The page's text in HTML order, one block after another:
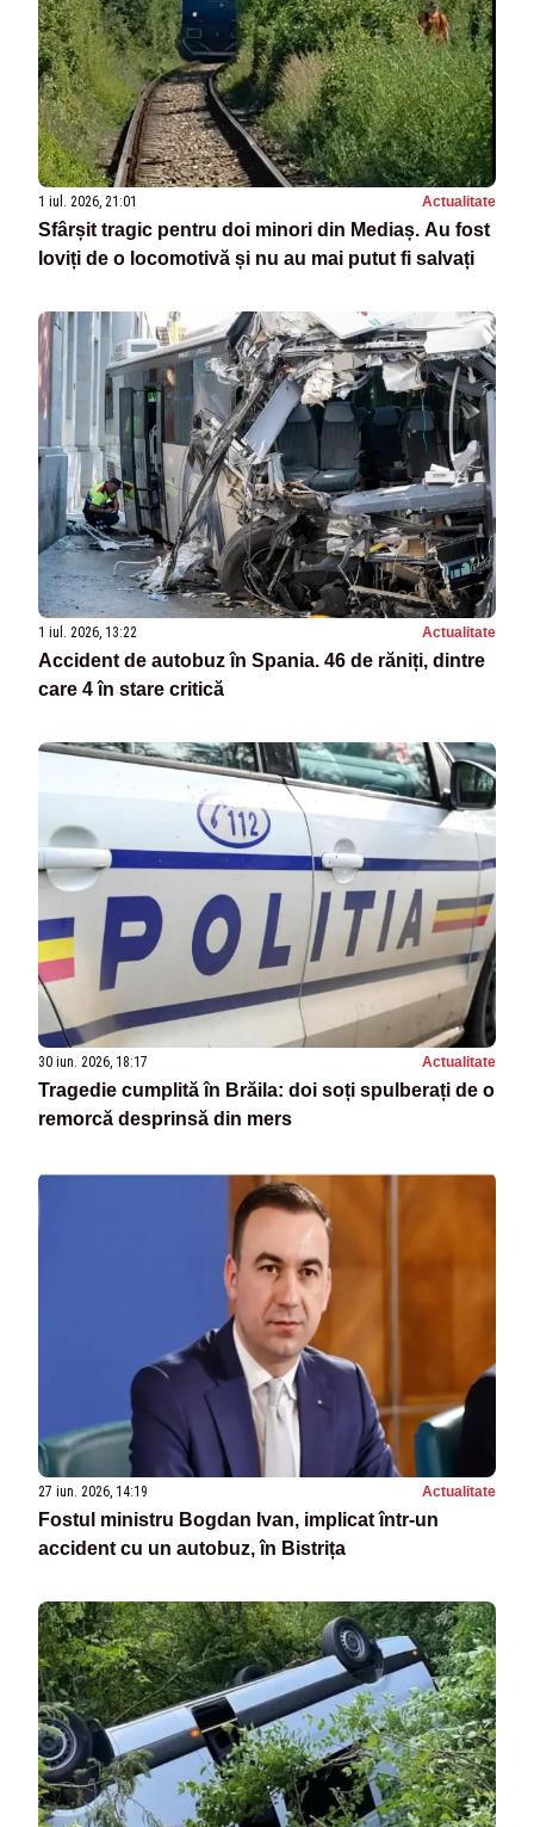
1 iul. 2026, 21:01 Actualitate
Sfârșit tragic pentru doi minori din Mediaș. Au fost
loviți de o locomotivă și nu au mai putut fi salvați
1 iul. 2026, 13:22 Actualitate
Accident de autobuz în Spania. 46 de răniți, dintre
care 4 în stare critică
30 iun. 2026, 18:17 Actualitate
Tragedie cumplită în Brăila: doi soți spulberați de o
remorcă desprinsă din mers
27 iun. 2026, 14:19 Actualitate
Fostul ministru Bogdan Ivan, implicat într-un
accident cu un autobuz, în Bistrița